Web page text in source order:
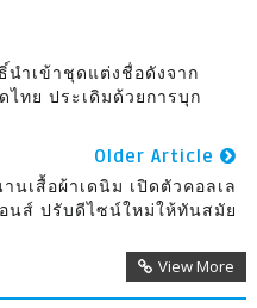
ำเข้าชุดแต่งชื่อดังจาก
ไทย ประเดิมด้วยการบุก
Older Article
นเสื้อผ้าเดนิม เปิดตัวคอลเล
นส์ ปรับดีไซน์ใหม่ให้ทันสมัย
View More